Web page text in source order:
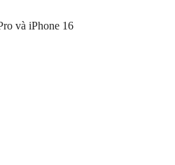
và iPhone 16